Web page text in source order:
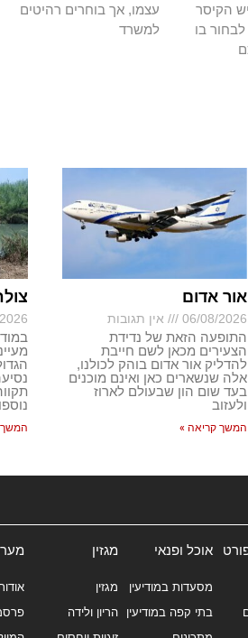
הקיסר
בו
עצמו, אך בוחרים רהיטים
למשרד
אור אדום
06/08/2026 אין תגובות
התופעה הזאת של נדידת
הצעירים מכאן לשם חייבת
להדליק אור אדום בוהק לכולנו,
אלה שנשארים כאן ואינם מוכנים
בעד שום הון שבעולם לארוז
ולעזוב
המשך קריאה » המשך
אוכל ופנאי
מסעדות במודיעין
בתי קפה במודיעין
מגזין
מגזין
הריון ולידה